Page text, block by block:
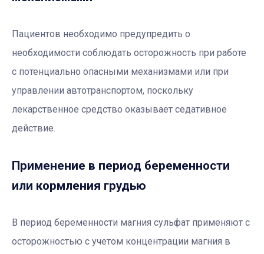
Пациентов необходимо предупредить о
необходимости соблюдать осторожность при работе
с потенциально опасными механизмами или при
управлении автотранспортом, поскольку
лекарственное средство оказывает седативное
действие.
Применение в период беременности
или кормления грудью
В период беременности магния сульфат применяют с
осторожностью с учетом концентрации магния в